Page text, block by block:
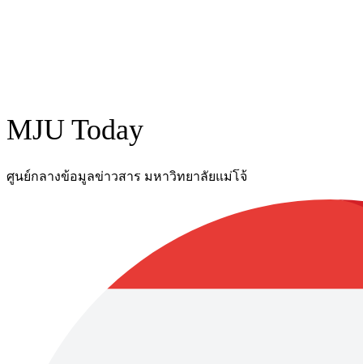
MJU Today
ศูนย์กลางข้อมูลข่าวสาร มหาวิทยาลัยแม่โจ้